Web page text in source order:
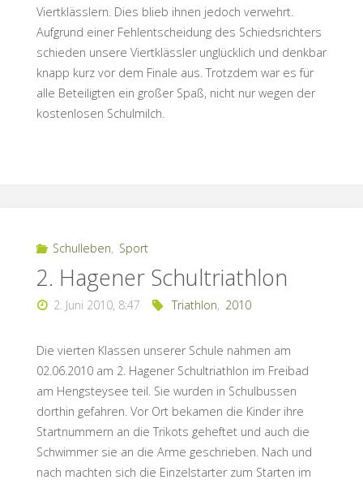
Viertklässlern. Dies blieb ihnen jedoch verwehrt.
Aufgrund einer Fehlentscheidung des Schiedsrichters
schieden unsere Viertklässler unglücklich und denkbar
knapp kurz vor dem Finale aus. Trotzdem war es für
alle Beteiligten ein großer Spaß, nicht nur wegen der
kostenlosen Schulmilch.
Schulleben, Sport
2. Hagener Schultriathlon
2. Juni 2010, 8:47 Triathlon, 2010
Die vierten Klassen unserer Schule nahmen am
02.06.2010 am 2. Hagener Schultriathlon im Freibad
am Hengsteysee teil. Sie wurden in Schulbussen
dorthin gefahren. Vor Ort bekamen die Kinder ihre
Startnummern an die Trikots geheftet und auch die
Schwimmer sie an die Arme geschrieben. Nach und
nach machten sich die Einzelstarter zum Starten im